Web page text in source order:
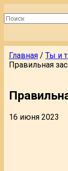
Главная / Ты и
Правильная
16 июня 2023